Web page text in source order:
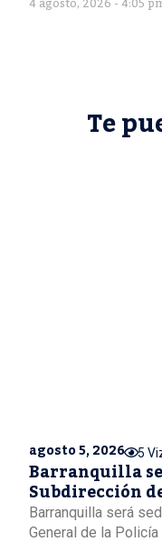
Te
agosto 5, 2026 5
Barranquilla
Subdirección
Barranquilla será
General de la